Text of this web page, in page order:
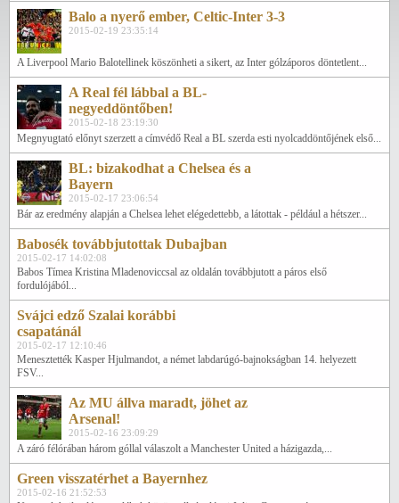
Balo a nyerő ember, Celtic-Inter 3-3
2015-02-19 23:35:14
A Liverpool Mario Balotellinek köszönheti a sikert, az Inter gólzáporos döntetlent...
A Real fél lábbal a BL-
negyeddöntőben!
2015-02-18 23:19:30
Megnyugtató előnyt szerzett a címvédő Real a BL szerda esti nyolcaddöntőjének első...
BL: bizakodhat a Chelsea és a
Bayern
2015-02-17 23:06:54
Bár az eredmény alapján a Chelsea lehet elégedettebb, a látottak - például a hétszer...
Babosék továbbjutottak Dubajban
2015-02-17 14:02:08
Babos Tímea Kristina Mladenoviccsal az oldalán továbbjutott a páros első
fordulójából...
Svájci edző Szalai korábbi
csapatánál
2015-02-17 12:10:46
Menesztették Kasper Hjulmandot, a német labdarúgó-bajnokságban 14. helyezett
FSV...
Az MU állva maradt, jöhet az
Arsenal!
2015-02-16 23:09:29
A záró félórában három góllal válaszolt a Manchester United a házigazda,...
Green visszatérhet a Bayernhez
2015-02-16 21:52:53